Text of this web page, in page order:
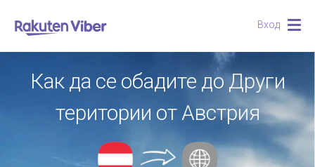
Вход
Как да се обадите до Други
територии от Австрия